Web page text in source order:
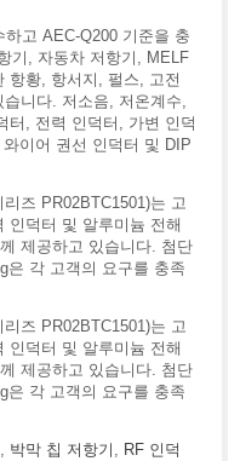
고 AEC-Q200 기준을 충
기, 자동차 저항기, MELF
항황, 항서지, 펄스, 고전
니다. 저소음, 저온계수,
터, 전력 인덕터, 가변 인덕
이어 권선 인덕터 및 DIP
즈 PR02BTC1501)는 고
인덕터 및 알루미늄 전해
제공하고 있습니다. 첨단
은 각 고객의 요구를 충족
즈 PR02BTC1501)는 고
인덕터 및 알루미늄 전해
제공하고 있습니다. 첨단
은 각 고객의 요구를 충족
박막 칩 저항기
RF 인덕